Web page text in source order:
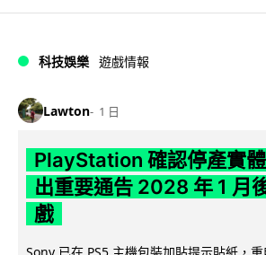
科技娛樂 遊戲情報
Lawton 1 日
PlayStation 確認停產實
出重要通告 2028 年 1 月
戲